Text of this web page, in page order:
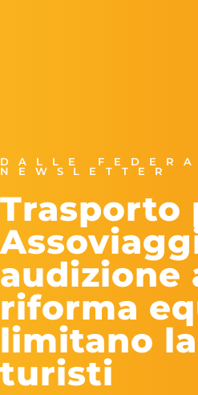
DALLE
NEWSLETTER
Trasporto
audizione
riforma
limitano
turisti